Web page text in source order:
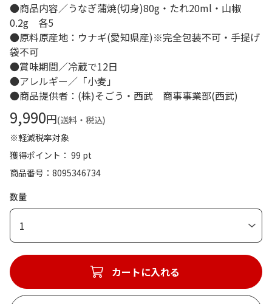
●商品内容／うなぎ蒲焼(切身)80g・たれ20ml・山椒
0.2g 各5
●原料原産地：ウナギ(愛知県産)※完全包装不可・手提げ
袋不可
●賞味期間／冷蔵で12日
●アレルギー／「小麦」
●商品提供者：(株)そごう・西武 商事事業部(西武)
9,990円(送料・税込)
※軽減税率対象
獲得ポイント： 99 pt
商品番号
8095346734
数量
1
カートに入れる